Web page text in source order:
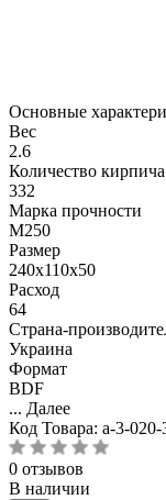
Основные
Вес
2.6
Количество
332
Марка прочности
М250
Размер
240x110x50
Расход
64
Страна-
Украина
Формат
BDF
... Далее
Код Товара: a-3-
0 отзывов
В наличии